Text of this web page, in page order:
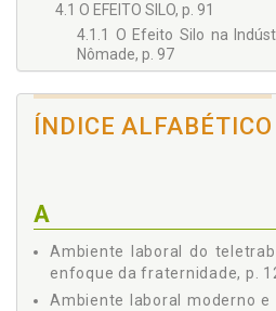
4.1 O EFEITO SILO, p. 91
4.1.1 O Efeito Silo na
Nômade, p. 97
5 A IDENTIDADE DO
VALOR SOCIAL DO TRABALHO
NÔMADE SOB O ENFOQUE DA
6 CONSIDERAÇÕES FINAIS, p. 143
REFERÊNCIAS, p. 147
ÍNDICE ALFABÉTICO
A
Ambiente laboral do
enfoque da fraternidade, p.
Ambiente laboral moderno